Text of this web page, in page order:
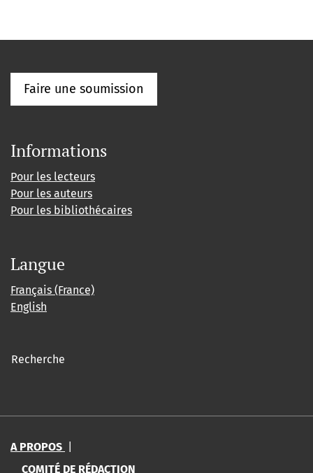
Faire une soumission
Informations
Pour les lecteurs
Pour les auteurs
Pour les bibliothécaires
Langue
Français (France)
English
Recherche
A PROPOS
COMITÉ DE RÉDACTION